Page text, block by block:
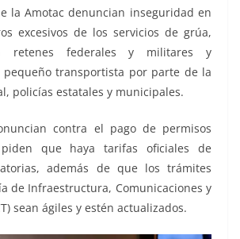
la Amotac denuncian inseguridad en
excesivos de los servicios de grúa,
retenes federales y militares y
pequeño transportista por parte de la
policías estatales y municipales.
contra el pago de permisos
que haya tarifas oficiales de
además de que los trámites
de Infraestructura, Comunicaciones y
sean ágiles y estén actualizados.